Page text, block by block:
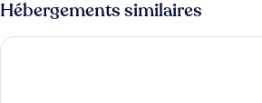
de
Chambre
Hébergements similaires
Parrot Key Hotel & Villas